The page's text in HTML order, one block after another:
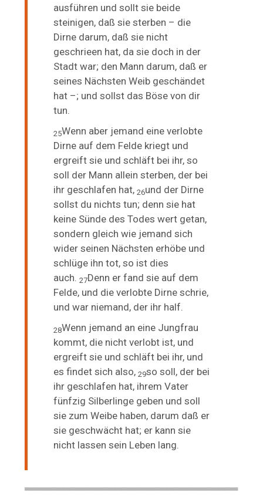
ausführen und sollt sie beide
steinigen, daß sie sterben – die
Dirne darum, daß sie nicht
geschrieen hat, da sie doch in der
Stadt war; den Mann darum, daß er
seines Nächsten Weib geschändet
hat –; und sollst das Böse von dir
tun.
25Wenn aber jemand eine verlobte
Dirne auf dem Felde kriegt und
ergreift sie und schläft bei ihr, so
soll der Mann allein sterben, der bei
ihr geschlafen hat,26und der Dirne
sollst du nichts tun; denn sie hat
keine Sünde des Todes wert getan,
sondern gleich wie jemand sich
wider seinen Nächsten erhöbe und
schlüge ihn tot, so ist dies
auch.27Denn er fand sie auf dem
Felde, und die verlobte Dirne schrie,
und war niemand, der ihr half.
28Wenn jemand an eine Jungfrau
kommt, die nicht verlobt ist, und
ergreift sie und schläft bei ihr, und
es findet sich also,29sosoll, der bei
ihr geschlafen hat, ihrem Vater
fünfzig Silberlinge geben und soll
sie zum Weibe haben, darum daß er
sie geschwächt hat; er kann sie
nicht lassen sein Leben lang.
═════════════════════════════════